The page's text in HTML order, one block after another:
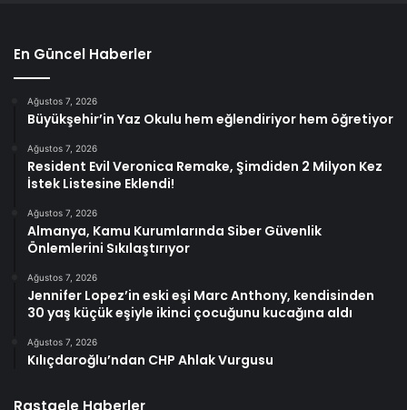
En Güncel Haberler
Ağustos 7, 2026
Büyükşehir’in Yaz Okulu hem eğlendiriyor hem öğretiyor
Ağustos 7, 2026
Resident Evil Veronica Remake, Şimdiden 2 Milyon Kez
İstek Listesine Eklendi!
Ağustos 7, 2026
Almanya, Kamu Kurumlarında Siber Güvenlik
Önlemlerini Sıkılaştırıyor
Ağustos 7, 2026
Jennifer Lopez’in eski eşi Marc Anthony, kendisinden
30 yaş küçük eşiyle ikinci çocuğunu kucağına aldı
Ağustos 7, 2026
Kılıçdaroğlu’ndan CHP Ahlak Vurgusu
Rastgele Haberler